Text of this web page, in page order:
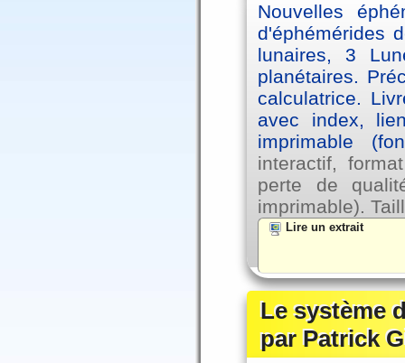
Nouvelles
d'éphémérides
lunaires, 3
planétaires.
calculatrice.
avec index,
imprimable
interactif,
perte de
imprimable).
Lire un extrait
Le système
par Patrick